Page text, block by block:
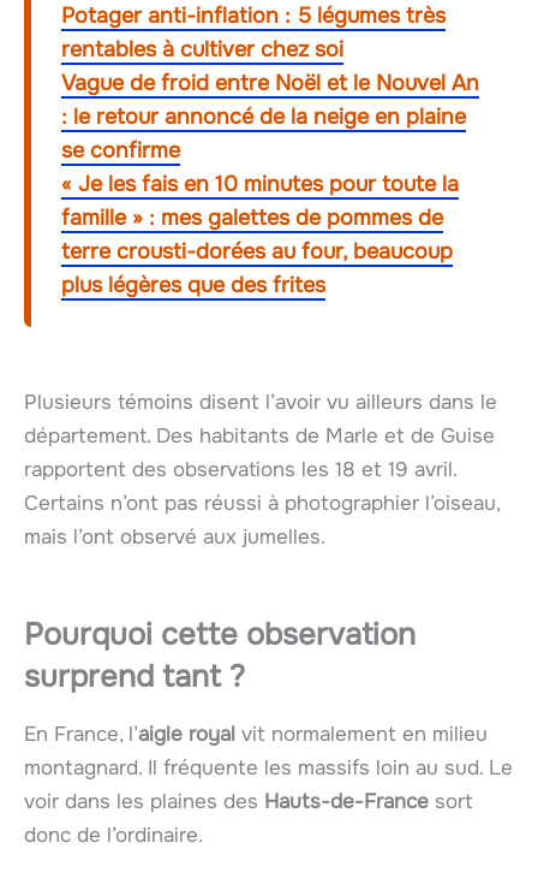
Potager anti-inflation : 5 légumes très
rentables à cultiver chez soi
Vague de froid entre Noël et le Nouvel An
: le retour annoncé de la neige en plaine
se confirme
« Je les fais en 10 minutes pour toute la
famille » : mes galettes de pommes de
terre crousti-dorées au four, beaucoup
plus légères que des frites
Plusieurs témoins disent l’avoir vu ailleurs dans le
département. Des habitants de Marle et de Guise
rapportent des observations les 18 et 19 avril.
Certains n’ont pas réussi à photographier l’oiseau,
mais l’ont observé aux jumelles.
Pourquoi cette observation
surprend tant ?
En France, l’aigle royal vit normalement en milieu
montagnard. Il fréquente les massifs loin au sud. Le
voir dans les plaines des Hauts-de-France sort
donc de l’ordinaire.